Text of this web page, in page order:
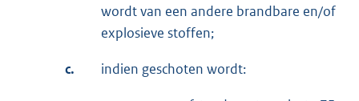
wordt van een andere brandbare en/of
explosieve stoffen;
c. indien geschoten wordt: